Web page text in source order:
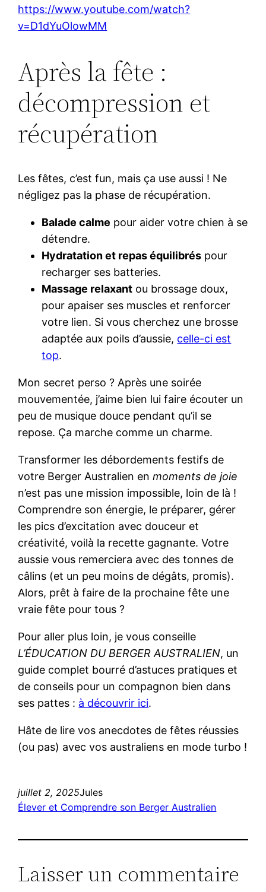
https://www.youtube.com/watch?
v=D1dYuOlowMM
Après la fête :
décompression et
récupération
Les fêtes, c’est fun, mais ça use aussi ! Ne
négligez pas la phase de récupération.
Balade calme pour aider votre chien à se
détendre.
Hydratation et repas équilibrés pour
recharger ses batteries.
Massage relaxant ou brossage doux,
pour apaiser ses muscles et renforcer
votre lien. Si vous cherchez une brosse
adaptée aux poils d’aussie, celle-ci est
top.
Mon secret perso ? Après une soirée
mouvementée, j’aime bien lui faire écouter un
peu de musique douce pendant qu’il se
repose. Ça marche comme un charme.
Transformer les débordements festifs de
votre Berger Australien enmoments de joie
n’est pas une mission impossible, loin de là !
Comprendre son énergie, le préparer, gérer
les pics d’excitation avec douceur et
créativité, voilà la recette gagnante. Votre
aussie vous remerciera avec des tonnes de
câlins (et un peu moins de dégâts, promis).
Alors, prêt à faire de la prochaine fête une
vraie fête pour tous ?
Pour aller plus loin, je vous conseille
L’ÉDUCATION DU BERGER AUSTRALIEN, un
guide complet bourré d’astuces pratiques et
de conseils pour un compagnon bien dans
ses pattes : à découvrir ici.
Hâte de lire vos anecdotes de fêtes réussies
(ou pas) avec vos australiens en mode turbo !
juillet 2, 2025Jules
Élever et Comprendre son Berger Australien
Laisser un commentaire